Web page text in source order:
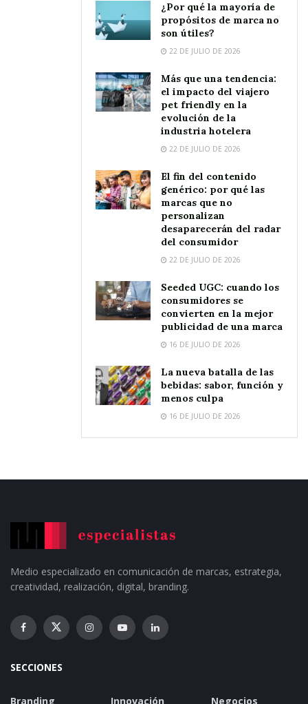
¿Por qué la mayoría de
propósitos de marca no
son útiles?
22 DE JULIO DE 2026
Más que una tendencia:
el impacto del viajero
pet friendly en la
evolución de la
industria hotelera
22 DE JULIO DE 2026
El fin del contenido
genérico: por qué las
marcas que no
personalizan
desaparecerán del radar
del consumidor
22 DE JULIO DE 2026
Seeded UGC: cuando los
consumidores se
convierten en la mejor
publicidad de una marca
16 DE JULIO DE 2026
La nueva batalla de las
bebidas: sabor, función y
menos culpa
16 DE JULIO DE 2026
Medio especializado en comunicación de marcas, estrategia,
creatividad, realización, digital, branding.
SECCIONES
Branding Innovación Negocios